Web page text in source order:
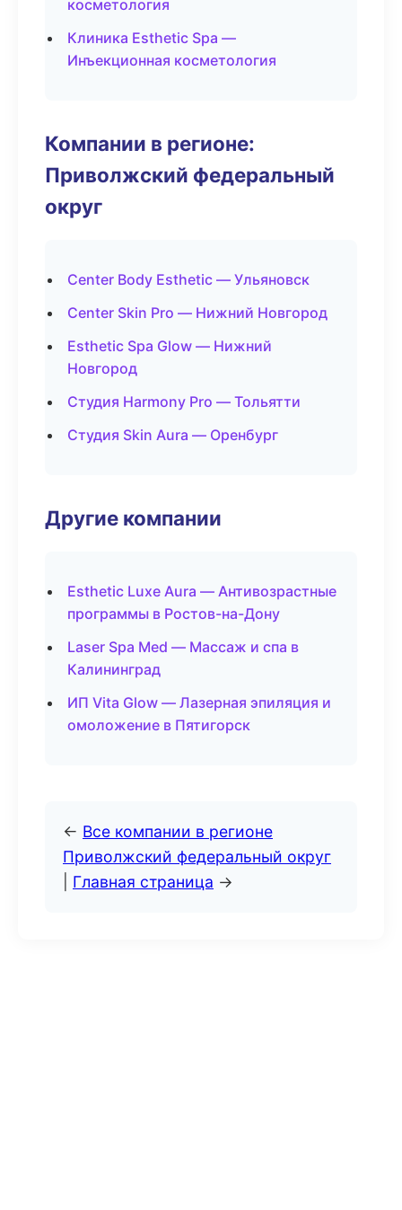
косметология
Клиника Esthetic Spa —
Инъекционная косметология
Компании в регионе:
Приволжский федеральный
округ
Center Body Esthetic — Ульяновск
Center Skin Pro — Нижний Новгород
Esthetic Spa Glow — Нижний
Новгород
Студия Harmony Pro — Тольятти
Студия Skin Aura — Оренбург
Другие компании
Esthetic Luxe Aura — Антивозрастные
программы в Ростов-на-Дону
Laser Spa Med — Массаж и спа в
Калининград
ИП Vita Glow — Лазерная эпиляция и
омоложение в Пятигорск
← Все компании в регионе
Приволжский федеральный округ
Главная страница →